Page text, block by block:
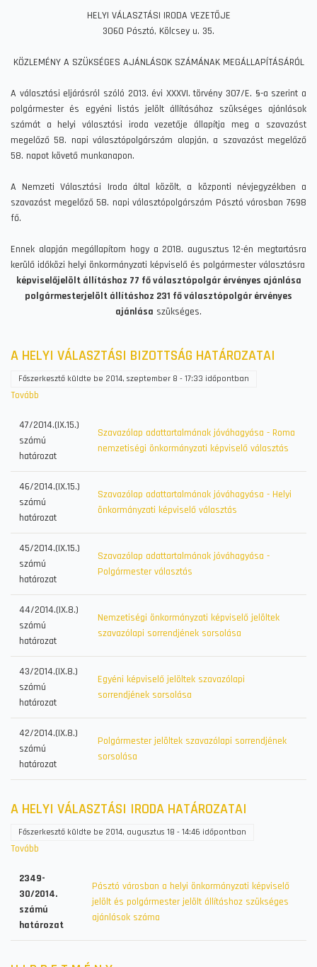
SZÁMÁNAK
HELYI VÁLASZTÁSI IRODA VEZETŐJE
3060 Pásztó, Kölcsey u. 35.
KÖZLEMÉNY A SZÜKSÉGES AJÁNLÁSOK SZÁMÁNAK MEGÁLLAPÍTÁSÁRÓL
A választási eljárásról szóló 2013. évi XXXVI. törvény 307/E. §-a szerint a
polgármester és egyéni listás jelölt állításához szükséges ajánlások
számát a helyi választási iroda vezetője állapítja meg a szavazást
megelőző 58. napi választópolgárszám alapján, a szavazást megelőző
58. napot követő munkanapon.
A Nemzeti Választási Iroda által közölt, a központi névjegyzékben a
szavazást megelőző 58. napi választópolgárszám Pásztó városban 7698
fő.
Ennek alapján megállapítom hogy a 2018. augusztus 12-én megtartásra
kerülő időközi helyi önkormányzati képviselő és polgármester választásra
képviselőjelölt állításhoz 77 fő választópolgár érvényes ajánlása
polgármesterjelölt állításhoz 231 fő választópolgár érvényes
ajánlása szükséges.
A HELYI VÁLASZTÁSI BIZOTTSÁG HATÁROZATAI
Főszerkesztő küldte be 2014, szeptember 8 - 17:33 időpontban
Tovább
VÁLASZTÁSI
BIZOTTSÁG
HATÁROZATAI)
47/2014.(IX.15.)
számú
határozat
Szavazólap adattartalmának jóváhagyása - Roma
nemzetiségi önkormányzati képviselő választás
46/2014.(IX.15.)
számú
határozat
Szavazólap adattartalmának jóváhagyása - Helyi
önkormányzati képviselő választás
45/2014.(IX.15.)
számú
határozat
Szavazólap adattartalmának jóváhagyása -
Polgármester választás
44/2014.(IX.8.)
számú
határozat
Nemzetiségi önkormányzati képviselő jelöltek
szavazólapi sorrendjének sorsolása
43/2014.(IX.8.)
számú
határozat
Egyéni képviselő jelöltek szavazólapi
sorrendjének sorsolása
42/2014.(IX.8.)
számú
határozat
Polgármester jelöltek szavazólapi sorrendjének
sorsolása
A HELYI VÁLASZTÁSI IRODA HATÁROZATAI
Főszerkesztő küldte be 2014, augusztus 18 - 14:46 időpontban
Tovább
VÁLASZTÁSI
IRODA
HATÁROZATAI)
2349-
30/2014.
számú
határozat
Pásztó városban a helyi önkormányzati képviselő
jelölt és polgármester jelölt állításhoz szükséges
ajánlások száma